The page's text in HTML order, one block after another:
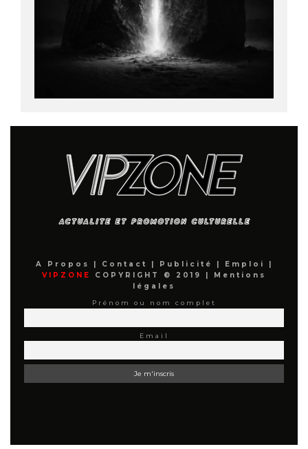
A Propos Contact Publicité Emploi
VIPZONE
COPYRIGHT © 2019 |
Mentions
légales
Prénom ou nom complet
Email